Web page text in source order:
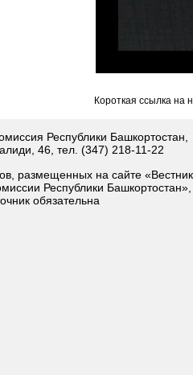
Короткая ссылка на
Республики Башкортостан,
46, тел. (347) 218-11-22
размещенных на сайте «Вестник
Республики Башкортостан»,
обязательна